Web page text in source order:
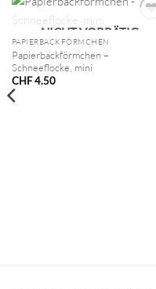
NICHT VORRÄTIG
PAPIERBACKFÖRMCHEN
Papierbackförmchen –
Schneeflocke, mini
CHF4.50